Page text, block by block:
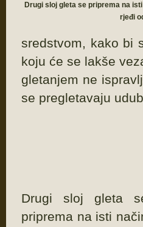
Drugi sloj gleta se priprema na
rjeđi
sredstvom, kako bi
koju će se lakše
gletanjem ne
se pregletavaju
Drugi sloj gleta
priprema na isti